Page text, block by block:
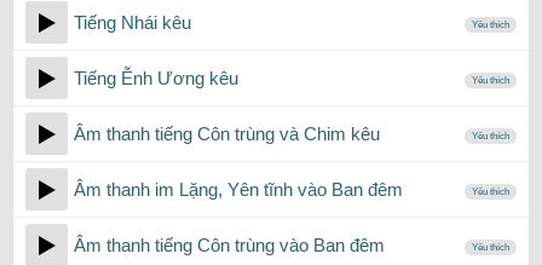
Tiếng Nhái kêu Yêu thích
Tiếng Ễnh Ương kêu Yêu thích
Âm thanh tiếng Côn trùng và Chim kêu Yêu thích
Âm thanh im Lặng, Yên tĩnh vào Ban đêm Yêu thích
Âm thanh tiếng Côn trùng vào Ban đêm Yêu thích